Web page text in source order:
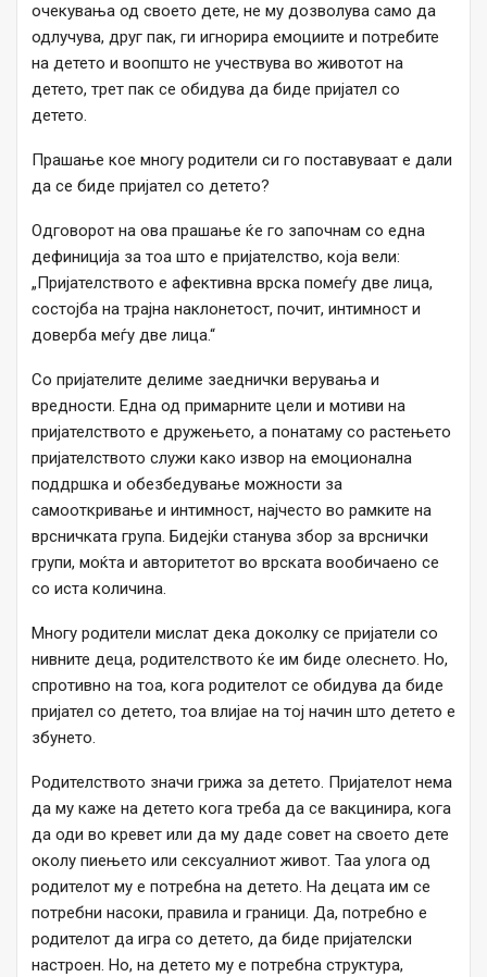
очекувања од своето дете, не му дозволува само да
одлучува, друг пак, ги игнорира емоциите и потребите
на детето и воопшто не учествува во животот на
детето, трет пак се обидува да биде пријател со
детето.
Прашање кое многу родители си го поставуваат е дали
да се биде пријател со детето?
Одговорот на ова прашање ќе го започнам со една
дефиниција за тоа што е пријателство, која вели:
„Пријателството е афективна врска помеѓу две лица,
состојба на трајна наклонетост, почит, интимност и
доверба меѓу две лица.“
Со пријателите делиме заеднички верувања и
вредности. Една од примарните цели и мотиви на
пријателството е дружењето, а понатаму со растењето
пријателството служи како извор на емоционална
поддршка и обезбедување можности за
самооткривање и интимност, најчесто во рамките на
врсничката група. Бидејќи станува збор за врснички
групи, моќта и авторитетот во врската вообичаено се
со иста количина.
Многу родители мислат дека доколку се пријатели со
нивните деца, родителството ќе им биде олеснето. Но,
спротивно на тоа, кога родителот се обидува да биде
пријател со детето, тоа влијае на тој начин што детето е
збунето.
Родителството значи грижа за детето. Пријателот нема
да му каже на детето кога треба да се вакцинира, кога
да оди во кревет или да му даде совет на своето дете
околу пиењето или сексуалниот живот. Таа улога од
родителот му е потребна на детето. На децата им се
потребни насоки, правила и граници. Да, потребно е
родителот да игра со детето, да биде пријателски
настроен. Но, на детето му е потребна структура,